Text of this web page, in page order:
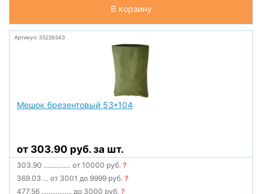
В корзину
Артикул: 35226543
Мешок брезентовый 53*104
от 303.90 руб. за шт.
303.90 ............... от 10000 руб.?
369.03 ... от 3001 до 9999 руб.?
477.56 ................. до 3000 руб.?